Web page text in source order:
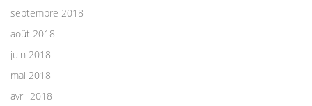
septembre 2018
août 2018
juin 2018
mai 2018
avril 2018